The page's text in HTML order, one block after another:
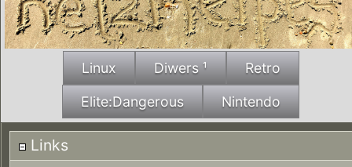
Linux Diwers ¹ Retro
Elite:Dangerous Nintendo
Links